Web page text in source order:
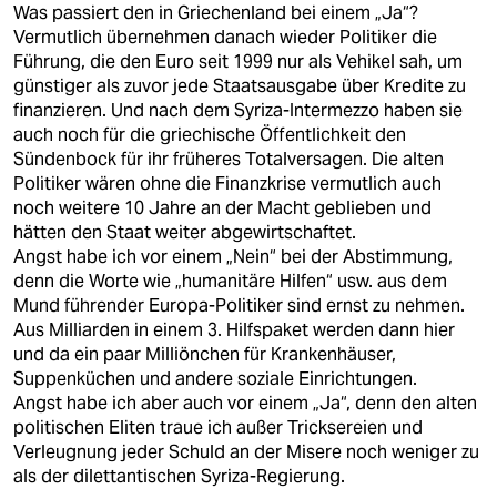
Was passiert den in Griechenland bei einem „Ja“?
Vermutlich übernehmen danach wieder Politiker die
Führung, die den Euro seit 1999 nur als Vehikel sah, um
günstiger als zuvor jede Staatsausgabe über Kredite zu
finanzieren. Und nach dem Syriza-Intermezzo haben sie
auch noch für die griechische Öffentlichkeit den
Sündenbock für ihr früheres Totalversagen. Die alten
Politiker wären ohne die Finanzkrise vermutlich auch
noch weitere 10 Jahre an der Macht geblieben und
hätten den Staat weiter abgewirtschaftet.
Angst habe ich vor einem „Nein“ bei der Abstimmung,
denn die Worte wie „humanitäre Hilfen“ usw. aus dem
Mund führender Europa-Politiker sind ernst zu nehmen.
Aus Milliarden in einem 3. Hilfspaket werden dann hier
und da ein paar Milliönchen für Krankenhäuser,
Suppenküchen und andere soziale Einrichtungen.
Angst habe ich aber auch vor einem „Ja“, denn den alten
politischen Eliten traue ich außer Tricksereien und
Verleugnung jeder Schuld an der Misere noch weniger zu
als der dilettantischen Syriza-Regierung.